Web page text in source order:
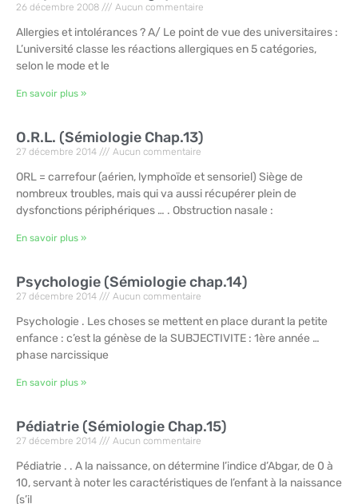
26 décembre 2008 Aucun commentaire
Allergies et intolérances ? A/ Le point de vue des universitaires :
L’université classe les réactions allergiques en 5 catégories,
selon le mode et le
En savoir plus »
O.R.L. (Sémiologie Chap.13)
27 décembre 2014 Aucun commentaire
ORL = carrefour (aérien, lymphoïde et sensoriel) Siège de
nombreux troubles, mais qui va aussi récupérer plein de
dysfonctions périphériques … . Obstruction nasale :
En savoir plus »
Psychologie (Sémiologie chap.14)
27 décembre 2014 Aucun commentaire
Psychologie . Les choses se mettent en place durant la petite
enfance : c’est la génèse de la SUBJECTIVITE : 1ère année …
phase narcissique
En savoir plus »
Pédiatrie (Sémiologie Chap.15)
27 décembre 2014 Aucun commentaire
Pédiatrie . . A la naissance, on détermine l’indice d’Abgar, de 0 à
10, servant à noter les caractéristiques de l’enfant à la naissance
(s’il